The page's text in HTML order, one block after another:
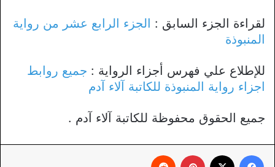
لقراءة الجزء السابق : الجزء الرابع عشر من رواية
المنبوذة
للإطلاع علي فهرس أجزاء الرواية : جميع روابط
اجزاء رواية المنبوذة للكاتبة آلاء آدم
جميع الحقوق محفوظة للكاتبة آلاء آدم .